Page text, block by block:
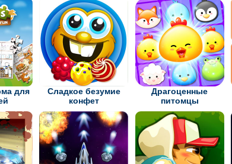
для
Сладкое безумие
конфет
Драгоценные
питомцы